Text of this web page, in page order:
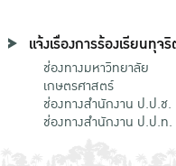
แจ้งเรื่องการร้องเรียนทุจ
ช่องทางมหาวิทยาลัย
เกษตรศาสตร์
ช่องทางสำนักงาน ป.ป.ช.
ช่องทางสำนักงาน ป.ป.ท.